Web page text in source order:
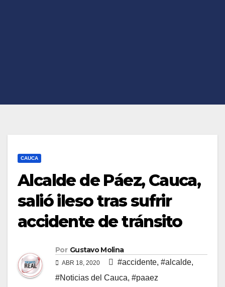
CAUCA
Alcalde de Páez, Cauca,
salió ileso tras sufrir
accidente de tránsito
Por Gustavo Molina
ABR 18, 2020 #accidente, #alcalde,
#Noticias del Cauca, #paaez